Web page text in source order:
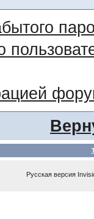
Русская версия